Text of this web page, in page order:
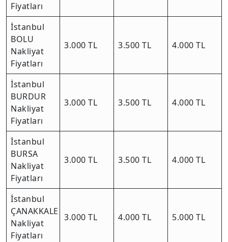
Fiyatları
İstanbul
BOLU
Nakliyat
Fiyatları
3.000 TL 3.500 TL 4.000 TL
İstanbul
BURDUR
Nakliyat
Fiyatları
3.000 TL 3.500 TL 4.000 TL
İstanbul
BURSA
Nakliyat
Fiyatları
3.000 TL 3.500 TL 4.000 TL
İstanbul
ÇANAKKALE
Nakliyat
Fiyatları
3.000 TL 4.000 TL 5.000 TL